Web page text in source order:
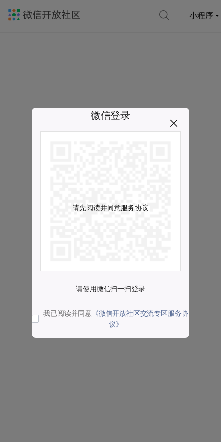
小程序
微信登录
请先阅读并同意服务协议
请使用微信扫一扫登录
我已阅读并同意 《微信开放社区交流专区服务协
议》